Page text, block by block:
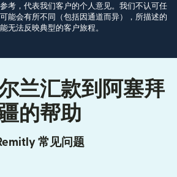
考，代表我们客户的个人意见。我们不认可任
能会有所不同（包括因通道而异），所描述的
无法反映典型的客户旅程。
兰汇款到阿塞拜
的帮助
常见问题